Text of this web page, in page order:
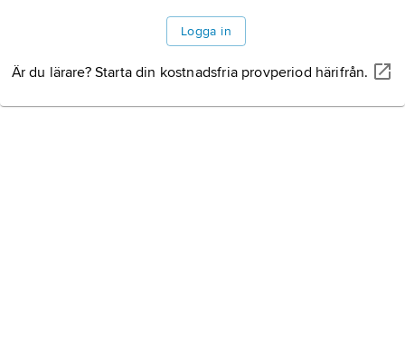
Logga in
Är du lärare? Starta din kostnadsfria provperiod härifrån.